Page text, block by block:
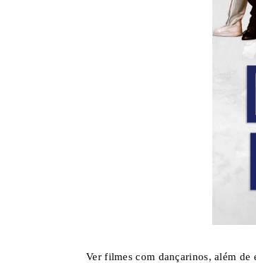
Ver filmes com dançarinos, além de